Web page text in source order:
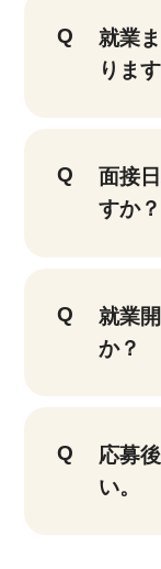
就業
りま
面接
すか？
就業
か？
応募
い。